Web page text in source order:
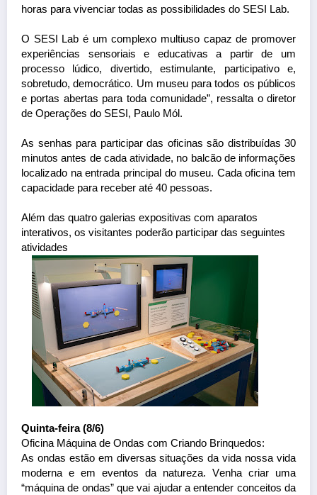
horas para vivenciar todas as possibilidades do SESI Lab.
O SESI Lab é um complexo multiuso capaz de promover
experiências sensoriais e educativas a partir de um
processo lúdico, divertido, estimulante, participativo e,
sobretudo, democrático. Um museu para todos os públicos
e portas abertas para toda comunidade”, ressalta o diretor
de Operações do SESI, Paulo Mól .
As senhas para participar das oficinas são distribuídas 30
minutos antes de cada atividade, no balcão de informações
localizado na entrada principal do museu. Cada oficina tem
capacidade para receber até 40 pessoas.
Além das quatro galerias expositivas com aparatos
interativos, os visitantes poderão participar das seguintes
atividades
Quinta-feira(8/6)
Oficina Máquina de Ondas com Criando Brinquedos:
As ondas estão em diversas situações da vida nossa vida
moderna e em eventos da natureza. Venha criar uma
“máquina de ondas” que vai ajudar a entender conceitos da